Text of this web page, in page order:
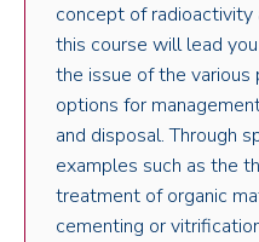
concept of radioactivity
this course will lead
the issue of the various
options for
and disposal. Through
examples such as the
treatment of organic
cementing or